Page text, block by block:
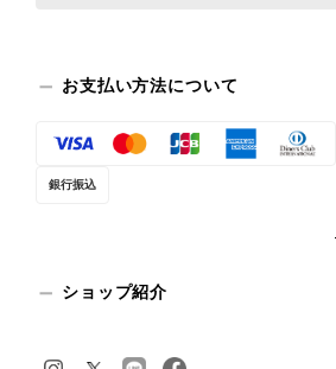
お支払い方法について
銀行振込
ショップ紹介